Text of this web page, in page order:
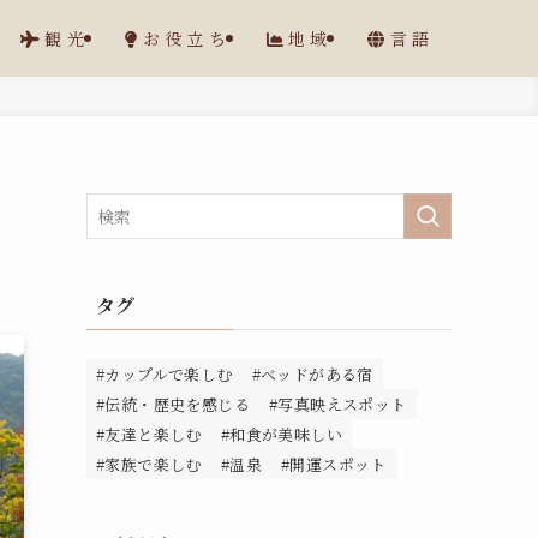
観光 お役立ち 地域 言語
タグ
#カップルで楽しむ
#ベッドがある宿
#伝統・歴史を感じる
#写真映えスポット
#友達と楽しむ
#和食が美味しい
#家族で楽しむ
#温泉 #開運スポット